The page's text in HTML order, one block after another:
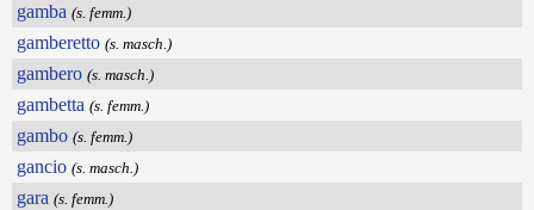
gamba (s. femm.)
gamberetto (s. masch.)
gambero (s. masch.)
gambetta (s. femm.)
gambo (s. femm.)
gancio (s. masch.)
gara (s. femm.)